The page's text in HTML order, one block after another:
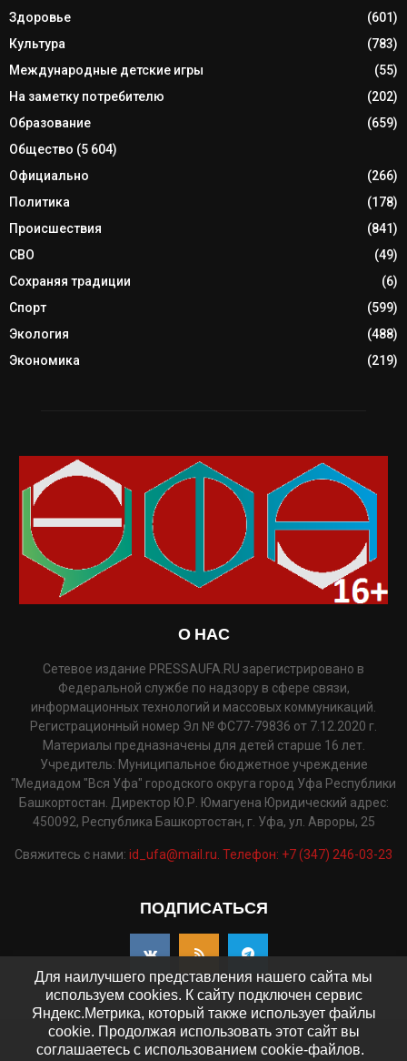
Здоровье
(601)
Культура
(783)
Международные детские игры
(55)
На заметку потребителю
(202)
Образование
(659)
Общество (5 604)
Официально
(266)
Политика
(178)
Происшествия
(841)
СВО
(49)
Сохраняя традиции
(6)
Спорт
(599)
Экология
(488)
Экономика
(219)
О НАС
Сетевое издание PRESSAUFA.RU зарегистрировано в
Федеральной службе по надзору в сфере связи,
информационных технологий и массовых коммуникаций.
Регистрационный номер Эл № ФС77-79836 от 7.12.2020 г.
Материалы предназначены для детей старше 16 лет.
Учредитель: Муниципальное бюджетное учреждение
"Медиадом "Вся Уфа" городского округа город Уфа Республики
Башкортостан. Директор Ю.Р. Юмагуена Юридический адрес:
450092, Республика Башкортостан, г. Уфа, ул. Авроры, 25
Свяжитесь с нами: id_ufa@mail.ru. Телефон: +7 (347) 246-03-23
ПОДПИСАТЬСЯ
©2025 - pressaufa.ru. Все права защищены.
Для наилучшего представления нашего сайта мы
используем cookies. К сайту подключен сервис
Яндекс.Метрика, который также использует файлы
cookie. Продолжая использовать этот сайт вы
соглашаетесь с использованием cookie-файлов.